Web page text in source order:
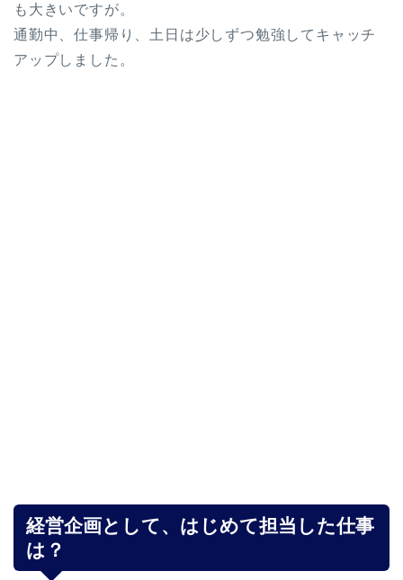
も大きいですが。
通勤中、仕事帰り、土日は少しずつ勉強してキャッチ
アップしました。
経営企画として、はじめて担当した仕事
は？